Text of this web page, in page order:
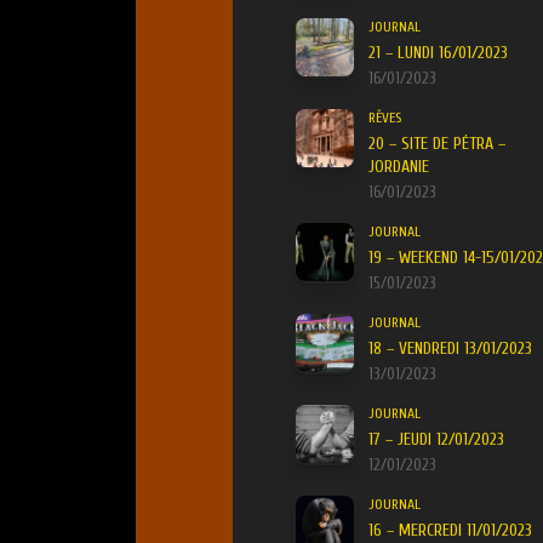
JOURNAL
21 – LUNDI 16/01/2023
16/01/2023
RÊVES
20 – SITE DE PÉTRA –
JORDANIE
16/01/2023
JOURNAL
19 – WEEKEND 14-15/01/
15/01/2023
JOURNAL
18 – VENDREDI 13/01/2023
13/01/2023
JOURNAL
17 – JEUDI 12/01/2023
12/01/2023
JOURNAL
16 – MERCREDI 11/01/2023